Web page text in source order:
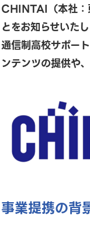
CHINTAI（本社：
とをお知らせいた
通信制高校サポー
ンテンツの提供や
事業提携の背